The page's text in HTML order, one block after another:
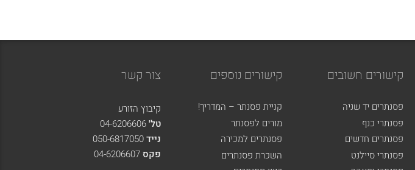
קישורים חשובים
פסנתרים יד שניה
פסנתרי כנף
פסנתרים חדשים
פסנתרי סיילנט
קישורים נוספים
קניית פסנתר – המדריך!
מורים לפסנתר
פסנתרים למכירה
השכרת פסנתרים
צור קשר
קיבוץ הזורע
טל'04-6206606
נייד050-6817050
פקס04-6206607